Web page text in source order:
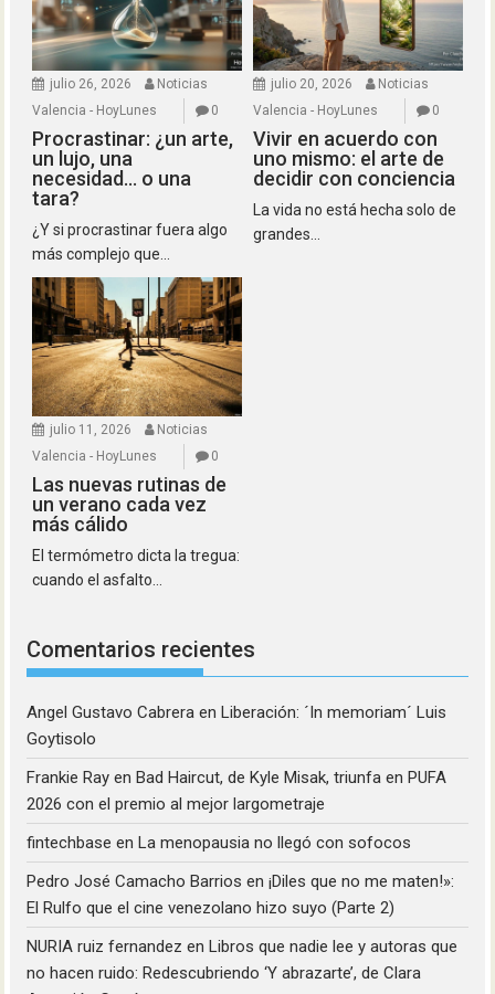
julio 26, 2026
Noticias
Valencia - HoyLunes
0
Procrastinar: ¿un arte,
un lujo, una
necesidad… o una
tara?
¿Y si procrastinar fuera algo
más complejo que...
julio 20, 2026
Noticias
Valencia - HoyLunes
0
Vivir en acuerdo con
uno mismo: el arte de
decidir con conciencia
La vida no está hecha solo de
grandes...
julio 11, 2026
Noticias
Valencia - HoyLunes
0
Las nuevas rutinas de
un verano cada vez
más cálido
El termómetro dicta la tregua:
cuando el asfalto...
Comentarios recientes
Angel Gustavo Cabrera enLiberación: ´In memoriam´ Luis
Goytisolo
Frankie Ray enBad Haircut, de Kyle Misak, triunfa en PUFA
2026 con el premio al mejor largometraje
fintechbase enLa menopausia no llegó con sofocos
Pedro José Camacho Barrios en¡Diles que no me maten!»:
El Rulfo que el cine venezolano hizo suyo (Parte 2)
NURIA ruiz fernandez enLibros que nadie lee y autoras que
no hacen ruido: Redescubriendo ‘Y abrazarte’, de Clara